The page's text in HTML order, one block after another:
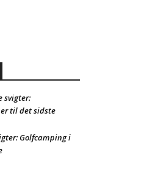
svigter:
til det sidste
Golfcamping i